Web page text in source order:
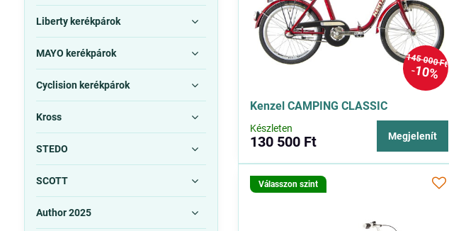
145 000 Ft
10%
Kenzel CAMPING CLASSIC
Készleten
130 500 Ft Megjelenít
Válasszon szint
Liberty kerékpárok
MAYO kerékpárok
Cyclision kerékpárok
Kross
STEDO
SCOTT
Author 2025